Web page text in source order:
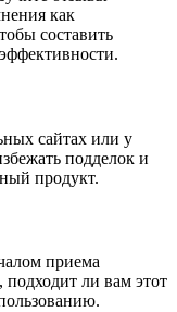
как
составить
сайтах или у
подделок и
продукт.
приема
ли вам этот